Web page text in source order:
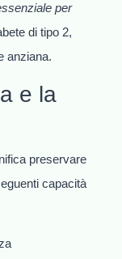
per
di tipo 2,
anziana.
e la
preservare
capacità